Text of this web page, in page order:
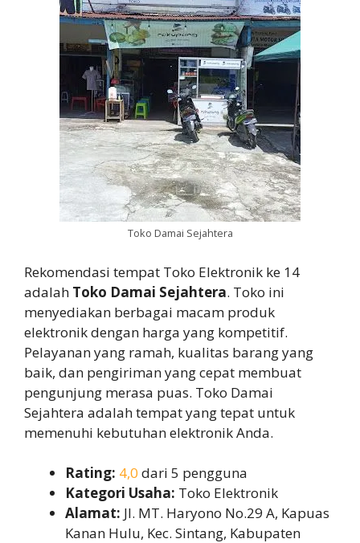
Toko Damai Sejahtera
Rekomendasi tempat Toko Elektronik ke 14
adalah Toko Damai Sejahtera. Toko ini
menyediakan berbagai macam produk
elektronik dengan harga yang kompetitif.
Pelayanan yang ramah, kualitas barang yang
baik, dan pengiriman yang cepat membuat
pengunjung merasa puas. Toko Damai
Sejahtera adalah tempat yang tepat untuk
memenuhi kebutuhan elektronik Anda.
Rating: 4,0 dari 5 pengguna
Kategori Usaha: Toko Elektronik
Alamat: Jl. MT. Haryono No.29 A, Kapuas
Kanan Hulu, Kec. Sintang, Kabupaten